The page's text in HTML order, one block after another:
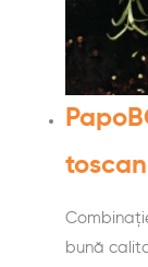
bună